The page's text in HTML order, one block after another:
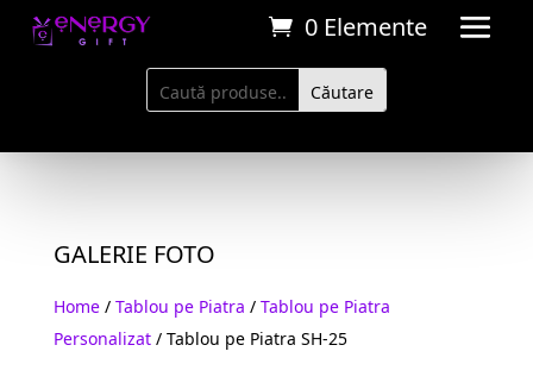
0 Elemente
GALERIE FOTO
Home/ Tablou pe Piatra / Tablou pe Piatra
Personalizat/ Tablou pe Piatra SH-25